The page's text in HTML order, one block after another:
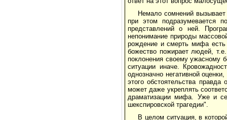
Немало сомнений
при этом подразумевается
представлений о ней.
непонимание природы
рождение и смерть мифа есть
божество пожирает людей,
поклонения своему ужасному
ситуации иначе.
однозначно негативной
этого обстоятельства
может даже укреплять
драматизации мифа. Уже и
шекспировской трагедии".
В целом ситуация, в